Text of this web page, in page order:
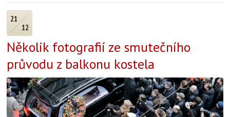
21
12
Několik fotografií ze smutečního
průvodu z balkonu kostela